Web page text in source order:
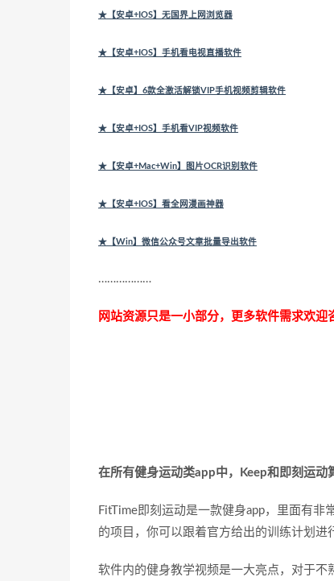
★【安卓+IOS】无国界上网浏览器
★【安卓+IOS】手机看电视直播软件
★【安卓】6款全激活解锁VIP手机视频剪辑软件
★【安卓+IOS】手机看VIP视频软件
★【安卓+Mac+Win】图片OCR识别软件
★【安卓+IOS】看全网漫画神器
★【Win】微信公众号文章批量导出软件
………………
网站资源只是一小部分，更多软件需求欢迎
在所有健身运动类app中，Keep和即刻运动
FitTime即刻运动是一款健身app，里面有
的项目，你可以跟着官方给出的训练计划进
软件内的健身教学视频是一大亮点，对于不